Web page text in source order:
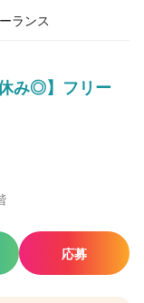
ランス
み◎】フリー
応募